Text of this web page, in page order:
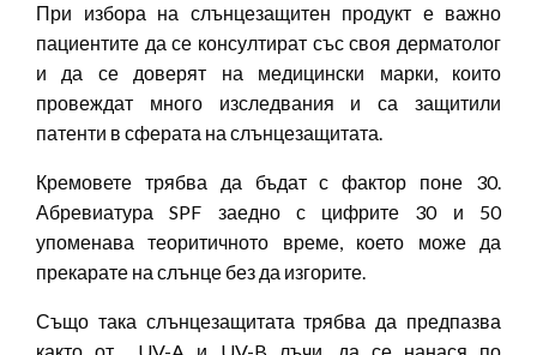
При избора на слънцезащитен продукт е важно
пациентите да се консултират със своя дерматолог
и да се доверят на медицински марки, които
провеждат много изследвания и са защитили
патенти в сферата на слънцезащитата.
Кремовете трябва да бъдат с фактор поне 30.
Абревиатура SPF заедно с цифрите 30 и 50
упоменава теоритичното време, което може да
прекарате на слънце без да изгорите.
Също така слънцезащитата трябва да предпазва